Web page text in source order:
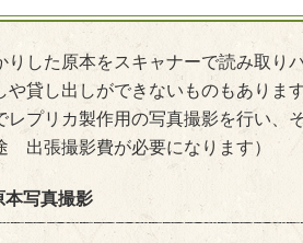
りした原本をスキャナーで読み取り
や貸し出しができないものもありま
レプリカ製作用の写真撮影を行い、
出張撮影費が必要になります）
本写真撮影